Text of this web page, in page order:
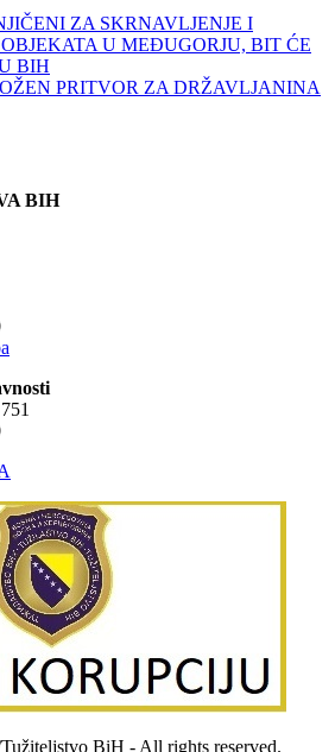
BIH
BiH - All rights reserved.